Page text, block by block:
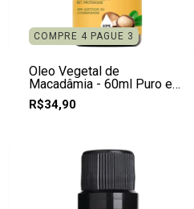
COMPRE 4 PAGUE 3
Óleo Vegetal de
Macadâmia - 60ml Puro e
Natural
R$34,90